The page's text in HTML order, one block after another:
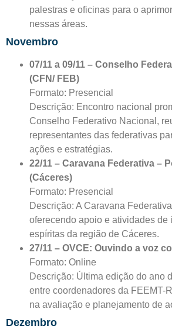
palestras e oficinas para o
nessas áreas.
Novembro
07/11 a 09/11 – Conselho
(CFN/ FEB)
Formato: Presencial
Descrição: Encontro nacional
Conselho Federativo Nacional,
representantes das federativas
ações e estratégias.
22/11 – Caravana Federativa –
(Cáceres)
Formato: Presencial
Descrição: A Caravana
oferecendo apoio e atividades de
espíritas da região de Cáceres.
27/11 – OVCE: Ouvindo a voz
Formato: Online
Descrição: Última edição do ano
entre coordenadores da FEEMT-
na avaliação e planejamento de
Dezembro